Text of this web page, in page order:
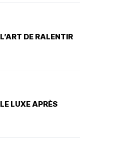
L’ART DE RALENTIR
LE LUXE APRÈS